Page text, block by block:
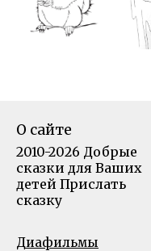
О сайте
2010-2026 Добрые
сказки для Ваших
детей Прислать
сказку
Диафильмы